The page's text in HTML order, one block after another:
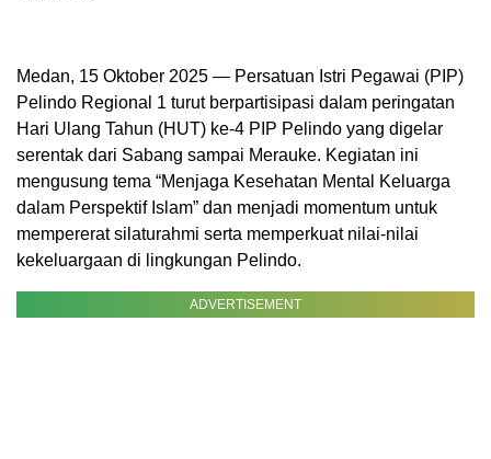
Medan, 15 Oktober 2025 — Persatuan Istri Pegawai (PIP)
Pelindo Regional 1 turut berpartisipasi dalam peringatan
Hari Ulang Tahun (HUT) ke-4 PIP Pelindo yang digelar
serentak dari Sabang sampai Merauke. Kegiatan ini
mengusung tema “Menjaga Kesehatan Mental Keluarga
dalam Perspektif Islam” dan menjadi momentum untuk
mempererat silaturahmi serta memperkuat nilai-nilai
kekeluargaan di lingkungan Pelindo.
ADVERTISEMENT